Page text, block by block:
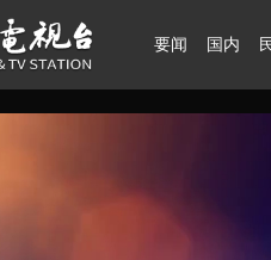
要闻 国内